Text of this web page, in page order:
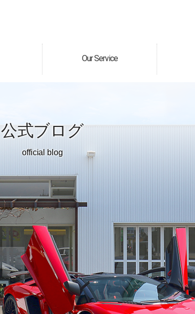
Our Service
サービス案内
公式ブログ
official blog